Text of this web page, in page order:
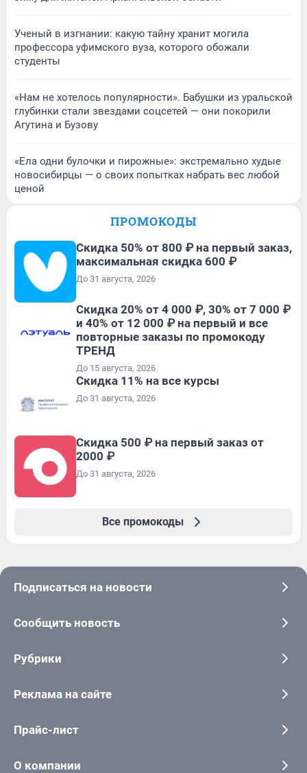
Ученый в изгнании: какую тайну хранит могила
профессора уфимского вуза, которого обожали
студенты
«Нам не хотелось популярности». Бабушки из уральской
глубинки стали звездами соцсетей — они покорили
Агутина и Бузову
«Ела одни булочки и пирожные»: экстремально худые
новосибирцы — о своих попытках набрать вес любой
ценой
ПРОМОКОДЫ
Скидка 50% от 800 ₽ на первый заказ,
максимальная скидка 600 ₽
До 31 августа, 2026
Скидка 20% от 4 000 ₽, 30% от 7 000 ₽
и 40% от 12 000 ₽ на первый и все
повторные заказы по промокоду
ТРЕНД
До 15 августа, 2026
Скидка 11% на все курсы
До 31 августа, 2026
Скидка 500 ₽ на первый заказ от
2000 ₽
До 31 августа, 2026
Все промокоды
Подписаться на новости
Сообщить новость
Рубрики
Реклама на сайте
Прайс-лист
О компании